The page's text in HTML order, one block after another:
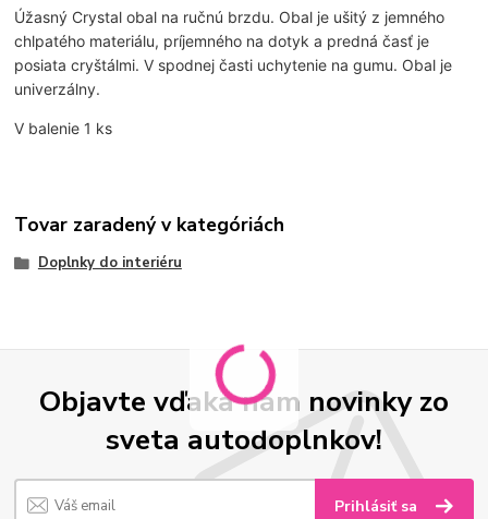
Úžasný Crystal obal na ručnú brzdu. Obal je ušitý z jemného
chlpatého materiálu, príjemného na dotyk a predná časť je
posiata cryštálmi. V spodnej časti uchytenie na gumu. Obal je
univerzálny.
V balenie 1 ks
Tovar zaradený v kategóriách
Doplnky do interiéru
Objavte vďaka nám novinky zo
sveta autodoplnkov!
Prihlásiť sa